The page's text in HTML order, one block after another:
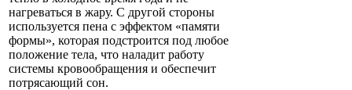
нагреваться в жару. С другой стороны
используется пена с эффектом «памяти
формы», которая подстроится под любое
положение тела, что наладит работу
системы кровообращения и обеспечит
потрясающий сон.